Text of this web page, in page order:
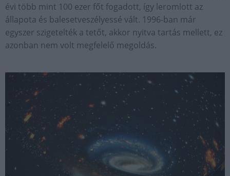
évi több mint 100 ezer főt fogadott, így leromlott az
állapota és balesetveszélyessé vált. 1996-ban már
egyszer szigetelték a tetőt, akkor nyitva tartás mellett, ez
azonban nem volt megfelelő megoldás.